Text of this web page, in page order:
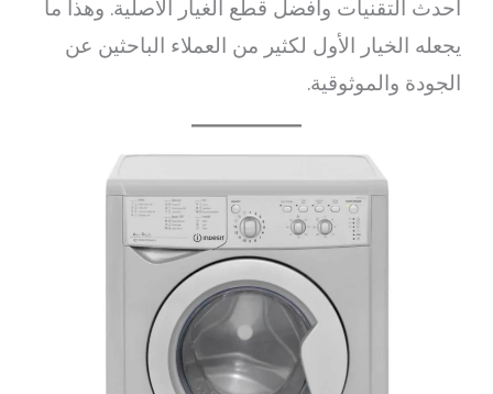
أحدث التقنيات وأفضل قطع الغيار الأصلية. وهذا ما
يجعله الخيار الأول لكثير من العملاء الباحثين عن
الجودة والموثوقية.